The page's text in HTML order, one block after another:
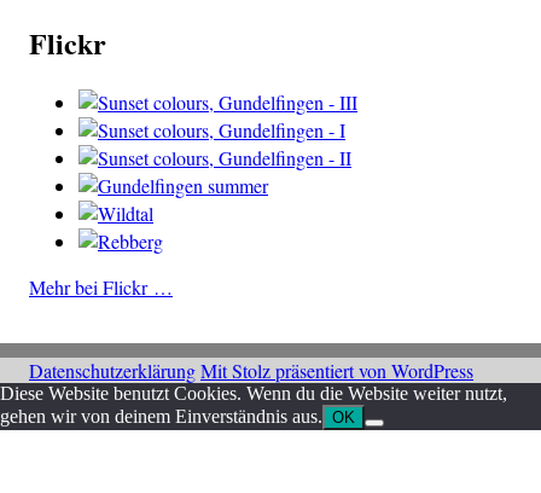
Flickr
Mehr bei Flickr …
DatenschutzerklärungMit Stolz präsentiert von WordPress
Diese Website benutzt Cookies. Wenn du die Website weiter nutzt,
gehen wir von deinem Einverständnis aus. OK